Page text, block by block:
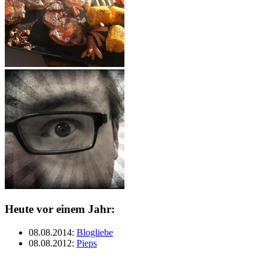
Heute vor einem Jahr:
08.08.2014: Blogliebe
08.08.2012: Pieps